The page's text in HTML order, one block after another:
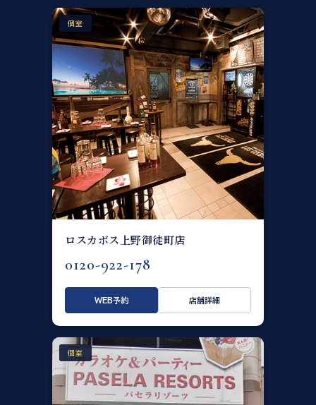
個室
ロスカボス上野御徒町店
0120-922-178
WEB予約 店舗詳細
個室